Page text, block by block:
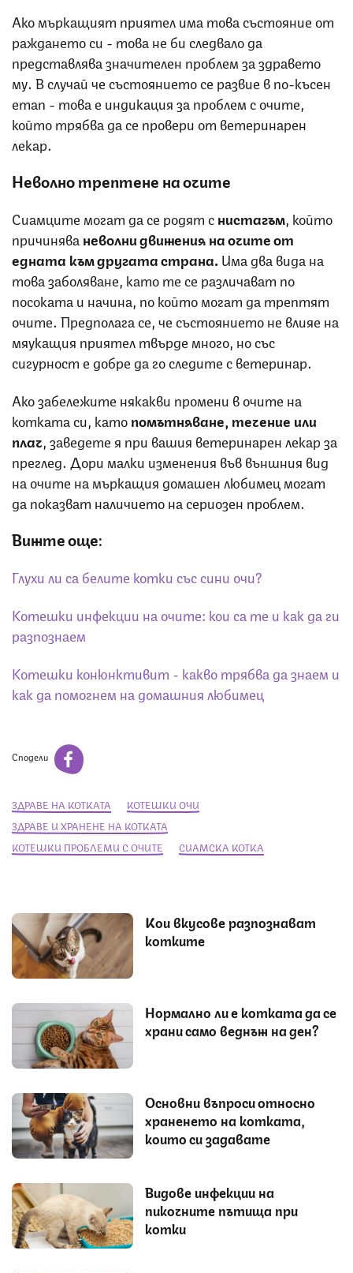
Ако мъркащият приятел има това състояние от
раждането си - това не би следвало да
представлява значителен проблем за здравето
му. В случай че състоянието се развие в по-късен
етап - това е индикация за проблем с очите,
който трябва да се провери от ветеринарен
лекар.
Неволно трептене на очите
Сиамците могат да се родят снистагъм , който
причинява неволни движения на очите от
едната към другата страна. Има два вида на
това заболяване, като те се различават по
посоката и начина, по който могат да трептят
очите. Предполага се, че състоянието не влияе на
мяукащия приятел твърде много, но със
сигурност е добре да го следите с ветеринар.
Ако забележите някакви промени в очите на
котката си, катопомътняване, течение или
плач , заведете я при вашия ветеринарен лекар за
преглед. Дори малки изменения във външния вид
на очите на мъркащия домашен любимец могат
да показват наличието на сериозен проблем.
Вижте още:
Глухи ли са белите котки със сини очи?
Котешки инфекции на очите: кои са те и как да ги
разпознаем
Котешки конюнктивит - какво трябва да знаем и
как да помогнем на домашния любимец
Сподели
ЗДРАВЕ НА КОТКАТА
КОТЕШКИ ОЧИ
ЗДРАВЕ И ХРАНЕНЕ НА КОТКАТА
КОТЕШКИ ПРОБЛЕМИ С ОЧИТЕ
СИАМСКА КОТКА
Кои вкусове разпознават
котките
Нормално ли е котката да се
храни само веднъж на ден?
Основни въпроси относно
храненето на котката,
които си задавате
Видове инфекции на
пикочните пътища при
котки